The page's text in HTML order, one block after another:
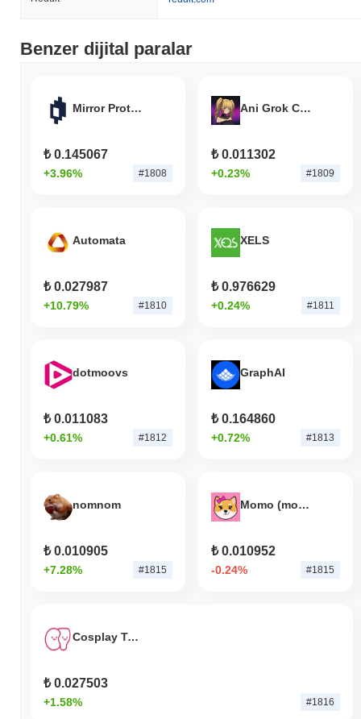
piyasasından0.00%
kazanç kaydeden daha iyi performans
gösterdi. Bu, daha geniş piyasa momentumuna göre MLC'ün fiyat
Benzer dijital paralar
Mirror Protocol
₺ 0.145067
+3.96% #1808
Ani Grok Companion
₺ 0.011302
+0.23% #1809
Automata
₺ 0.027987
+10.79% #1810
XELS
₺ 0.976629
+0.24% #1811
dotmoovs
₺ 0.011083
+0.61% #1812
GraphAI
₺ 0.164860
+0.72% #1813
nomnom
₺ 0.010905
+7.28% #1815
Momo (momocoin.space)
₺ 0.010952
-0.24% #1815
Cosplay Token
₺ 0.027503
+1.58% #1816